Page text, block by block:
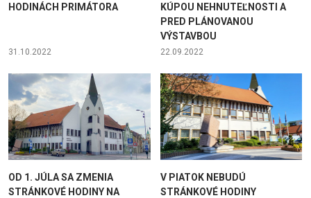
HODINÁCH PRIMÁTORA
31.10.2022
KÚPOU NEHNUTEĽNOSTI A
PRED PLÁNOVANOU
VÝSTAVBOU
22.09.2022
OD 1. JÚLA SA ZMENIA
STRÁNKOVÉ HODINY NA
V PIATOK NEBUDÚ
STRÁNKOVÉ HODINY